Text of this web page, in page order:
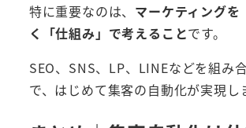
特に重要なのは、 マーケティングを
く「仕組み」で考えることです。
SEO、SNS、LP、LINEなどを組み
で、はじめて集客の自動化が実現し